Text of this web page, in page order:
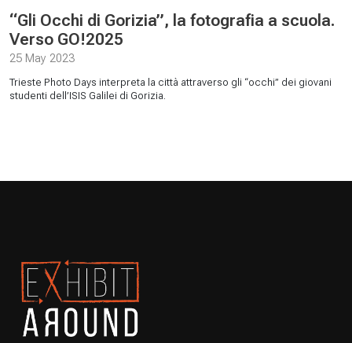
“Gli Occhi di Gorizia”, la fotografia a scuola.
Verso GO!2025
25 May 2023
Trieste Photo Days interpreta la città attraverso gli “occhi” dei giovani
studenti dell’ISIS Galilei di Gorizia.